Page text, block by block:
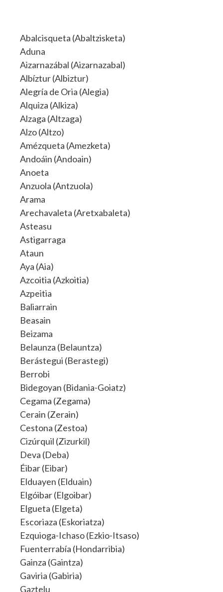
Abalcisqueta (Abaltzisketa)
Aduna
Aizarnazábal (Aizarnazabal)
Albíztur (Albiztur)
Alegría de Oria (Alegia)
Alquiza (Alkiza)
Alzaga (Altzaga)
Alzo (Altzo)
Amézqueta (Amezketa)
Andoáin (Andoain)
Anoeta
Anzuola (Antzuola)
Arama
Arechavaleta (Aretxabaleta)
Asteasu
Astigarraga
Ataun
Aya (Aia)
Azcoitia (Azkoitia)
Azpeitia
Baliarrain
Beasain
Beizama
Belaunza (Belauntza)
Berástegui (Berastegi)
Berrobi
Bidegoyan (Bidania-Goiatz)
Cegama (Zegama)
Cerain (Zerain)
Cestona (Zestoa)
Cizúrquil (Zizurkil)
Deva (Deba)
Éibar (Eibar)
Elduayen (Elduain)
Elgóibar (Elgoibar)
Elgueta (Elgeta)
Escoriaza (Eskoriatza)
Ezquioga-Ichaso (Ezkio-Itsaso)
Fuenterrabía (Hondarribia)
Gainza (Gaintza)
Gaviria (Gabiria)
Gaztelu